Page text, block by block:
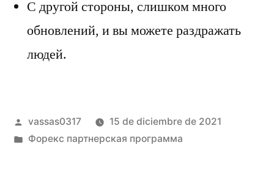
С другой стороны, слишком много
обновлений, и вы можете раздражать
людей.
vassas0317
15 de diciembre de 2021
Форекс партнерская программа